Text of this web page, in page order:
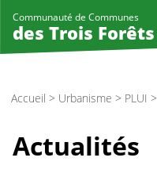
Communauté de Communes
des Trois Forêts
Accueil > Urbanisme > PLUI >
Actualités